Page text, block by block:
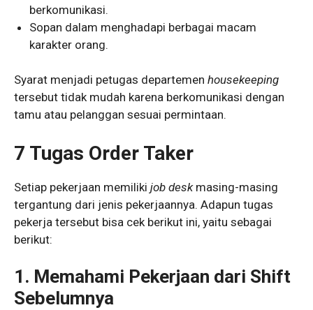
berkomunikasi.
Sopan dalam menghadapi berbagai macam
karakter orang.
Syarat menjadi petugas departemen housekeeping
tersebut tidak mudah karena berkomunikasi dengan
tamu atau pelanggan sesuai permintaan.
7 Tugas Order Taker
Setiap pekerjaan memiliki job deskmasing-masing
tergantung dari jenis pekerjaannya. Adapun tugas
pekerja tersebut bisa cek berikut ini, yaitu sebagai
berikut:
1. Memahami Pekerjaan dari Shift
Sebelumnya